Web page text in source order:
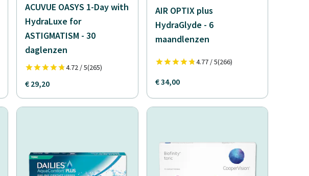
ACUVUE OASYS 1-Day with
HydraLuxe for
ASTIGMATISM - 30
daglenzen
4.72 / 5(265)
€ 29,20
AIR OPTIX plus
HydraGlyde - 6
maandlenzen
4.77 / 5(266)
€ 34,00